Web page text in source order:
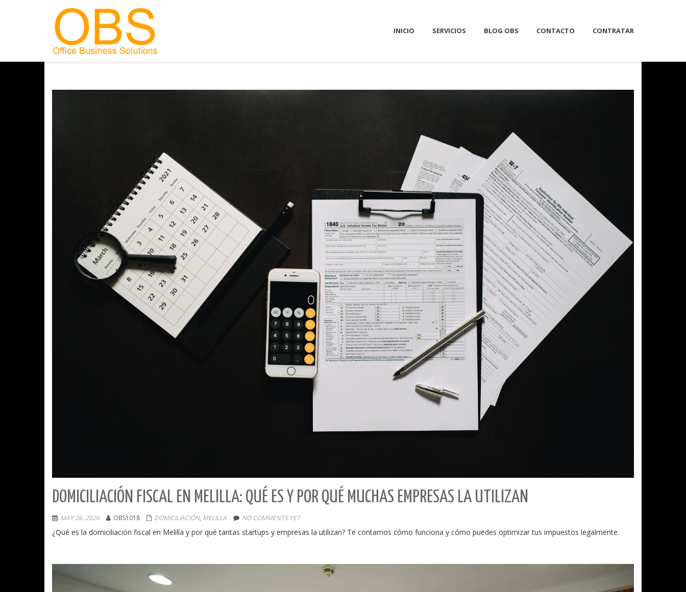
INICIO SERVICIOS BLOG OBS CONTACTO CONTRATAR
DOMICILIACIÓN FISCAL EN MELILLA: QUÉ ES Y POR QUÉ MUCHAS EMPRESAS LA UTILIZAN
MAY 26, 2026 OBS1018 DOMICILIACIÓN, MELILLA NO COMMENTS YET
¿Qué es la domiciliación fiscal en Melilla y por qué tantas startups y empresas la utilizan? Te contamos cómo funciona y cómo puedes optimizar tus impuestos legalmente.